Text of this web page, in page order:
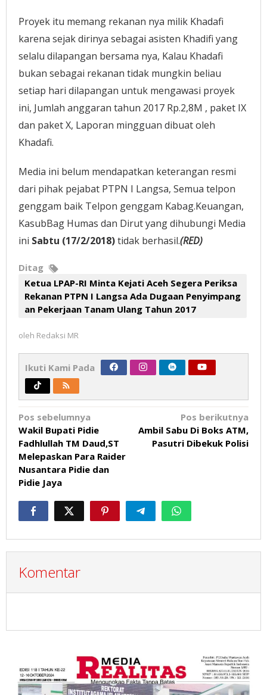
Proyek itu memang rekanan nya milik Khadafi
karena sejak dirinya sebagai asisten Khadifi yang
selalu dilapangan bersama nya, Kalau Khadafi
bukan sebagai rekanan tidak mungkin beliau
setiap hari dilapangan untuk mengawasi proyek
ini, Jumlah anggaran tahun 2017 Rp.2,8M , paket IX
dan paket X, Laporan mingguan dibuat oleh
Khadafi.
Media ini belum mendapatkan keterangan resmi
dari pihak pejabat PTPN I Langsa, Semua telpon
genggam baik Telpon genggam Kabag.Keuangan,
KasubBag Humas dan Dirut yang dihubungi Media
ini Sabtu (17/2/2018)tidak berhasil.(RED)
Ditag
Ketua LPAP-RI Minta Kejati Aceh Segera Periksa
Rekanan PTPN I Langsa Ada Dugaan Penyimpang
an Pekerjaan Tanam Ulang Tahun 2017
oleh Redaksi MR
Ikuti Kami Pada
Navigasi
pos
Pos sebelumnya
Wakil Bupati Pidie
Fadhlullah TM Daud,ST
Melepaskan Para Raider
Nusantara Pidie dan
Pidie Jaya
Pos berikutnya
Ambil Sabu Di Boks ATM,
Pasutri Dibekuk Polisi
Komentar